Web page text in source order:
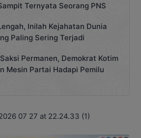
Ternyata Seorang PNS
Inilah Kejahatan Dunia
Paling Sering Terjadi
Permanen, Demokrat Kotim
Mesin Partai Hadapi Pemilu